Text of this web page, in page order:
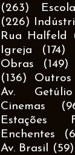
(263)
(226)
Rua Halfeld
Igreja
(174)
Obras
(149)
(136)
Outros
Av.
Cinemas
Estações
Enchentes
Av. Brasil
(59)